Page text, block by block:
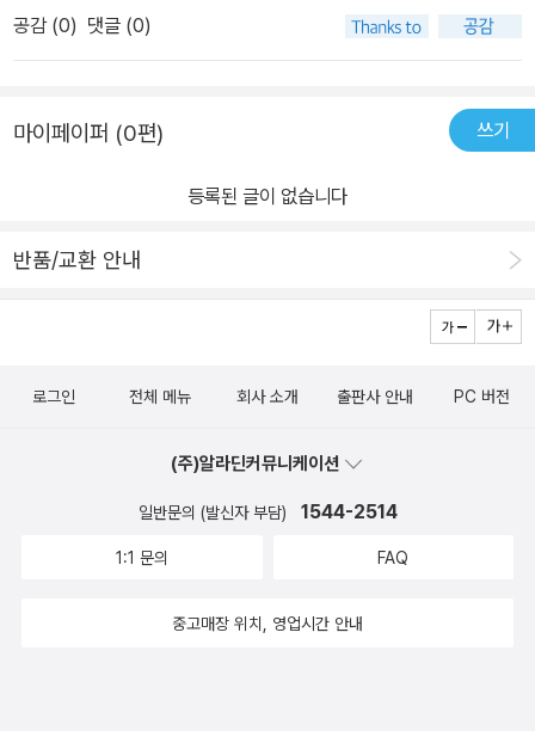
스 닌 등 여성 예술가들의 우정을 엿볼 수 있는 특별한 기록 『여자의
우정은 첫사랑이다』 속 우정 이야기의 재료는 릴리 댄시거 개인의 체
씨는 독자를 우정의 깊숙한 영역까지 사유하도록 이끈다. ‘슬픈 소
오해, 성적 친밀감을 동반한 우정과 동성애의 관계 등, 여성 간의 우정
층 더 다양한 층위에서 우정의 의미를 생각하게 한다. 그 시절 십대 소
일시하며 어디서든 노트를 가지고 다녔으며, 특별한 우정의 증표로서
노만큼이나 사랑하는 마음도 컸던 그때, 실비아 플라스의 시를 낭독
준 판타지이자 우리를 더 먼 곳으로 이끈 보이지 않는 날개였다. “서
라나스, 오드리 로드?서로에게 소설, 편지, 시를 써주었고 새벽 세시
에 노래를 지었다. 서로의 초상화를 그려주고, 타로카드 점을 봐주고,
렸고, 발끈했고, 몸을 부풀렸고, 이를 드러냈지만 그건 어느 누구도 갖
이는 오직 완전한 친구 한 명에게만 국한되는 것이 아니라 각자의 삶
어느 시절, 어느 갈피에 만났던 그 순간의 친구들에게도 해당된다. 사
며 시절의 파고가 치솟을 때마다 서로를 살아남게 도와주었던 것을,
있는 것(p.12)에서 자아란 집요하기 이를 데 없는 것(p.61)임을 인정
말한다. 지속 가능한 관계로 재구성할 수 있고 새로운 패턴으로 성숙
위한 공간 역시 확보할 수 있음(p.65)을 담담하게 털어둔다.시작과
피해자라는 모호함 대신 첫사랑으로 각인된, 친구이자 가족이라는 명
공감 (0) 댓글 (0)
마이페이퍼 (0편) 쓰기
등록된 글이 없습니다
반품/교환 안내
로그인 전체 메뉴 회사 소개 출판사 안내 PC 버전
(주)알라딘커뮤니케이션
일반문의 (발신자 부담) 1544-2514
1:1 문의 FAQ
중고매장 위치, 영업시간 안내